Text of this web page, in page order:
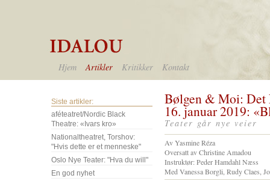
Hjem Artikler Kritikker Kontakt
Siste artikler:
aféteatret/Nordic Black
Theatre: «Ivars kro»
Nationaltheatret, Torshov:
"Hvis dette er et menneske"
Oslo Nye Teater: "Hva du will"
En god nyhet
Bølgen & Moi: Det
16. januar 2019:
Teater går nye veier
Av Yasmine Réza
Oversatt av Christine Amadou
Instruktør: Peder Hamdahl Næss
Med Vanessa Borgli, Rudy Claes,